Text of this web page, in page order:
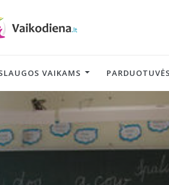
VAIKAMS